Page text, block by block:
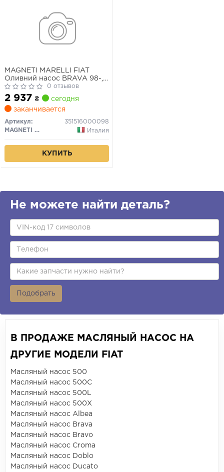
MAGNETI MARELLI FIAT
Оливний насос BRAVA 98-,
PANDA 03-, PUNTO 01-,
TOYOTA
0 отзывов
2 937 ₴
сегодня
заканчивается
Артикул:
351516000098
MAGNETI MARELLI
Италия
КУПИТЬ
Не можете найти деталь?
Подобрать
В ПРОДАЖЕ МАСЛЯНЫЙ НАСОС НА
ДРУГИЕ МОДЕЛИ FIAT
Масляный насос 500
Масляный насос 500C
Масляный насос 500L
Масляный насос 500X
Масляный насос Albea
Масляный насос Brava
Масляный насос Bravo
Масляный насос Croma
Масляный насос Doblo
Масляный насос Ducato